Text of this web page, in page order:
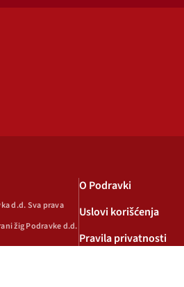
d.d. Sva prava
žig Podravke d.d.
O Podravki
Uslovi korišćenja
Pravila privatnosti